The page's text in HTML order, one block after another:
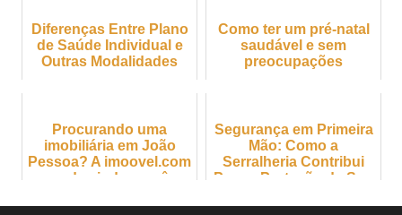
Diferenças Entre Plano
de Saúde Individual e
Outras Modalidades
Como ter um pré-natal
saudável e sem
preocupações
Procurando uma
imobiliária em João
Pessoa? A imoovel.com
pode ajudar você
Segurança em Primeira
Mão: Como a
Serralheria Contribui
Para a Proteção da Sua